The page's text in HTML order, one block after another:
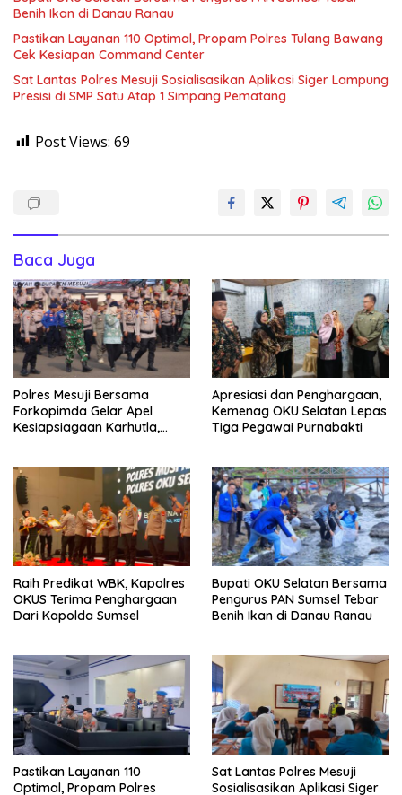
Benih Ikan di Danau Ranau
Pastikan Layanan 110 Optimal, Propam Polres Tulang Bawang
Cek Kesiapan Command Center
Sat Lantas Polres Mesuji Sosialisasikan Aplikasi Siger Lampung
Presisi di SMP Satu Atap 1 Simpang Pematang
Post Views: 69
Baca Juga
Polres Mesuji Bersama
Forkopimda Gelar Apel
Kesiapsiagaan Karhutla,
Apresiasi dan Penghargaan,
Kemenag OKU Selatan Lepas
Tiga Pegawai Purnabakti
Raih Predikat WBK, Kapolres
OKUS Terima Penghargaan
Dari Kapolda Sumsel
Bupati OKU Selatan Bersama
Pengurus PAN Sumsel Tebar
Benih Ikan di Danau Ranau
Pastikan Layanan 110
Optimal, Propam Polres
Sat Lantas Polres Mesuji
Sosialisasikan Aplikasi Siger